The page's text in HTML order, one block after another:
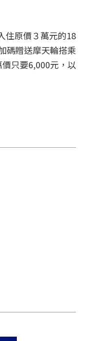
住原價３萬元的18
碼贈送摩天輪搭乘
只要6,000元，以